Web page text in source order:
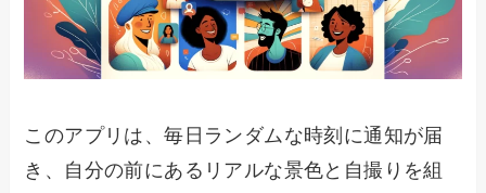
このアプリは、毎日ランダムな時刻に通知が届
き、自分の前にあるリアルな景色と自撮りを組